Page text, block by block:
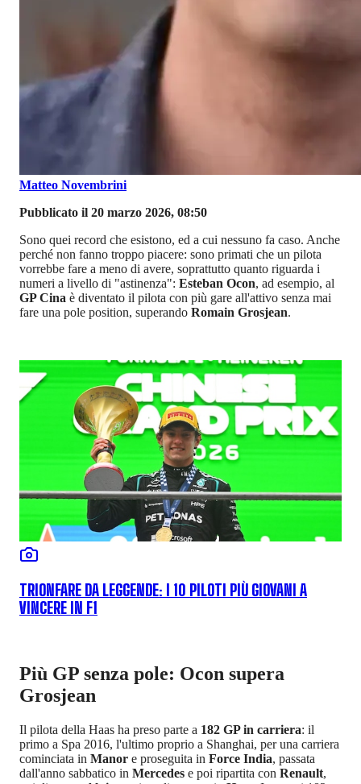
Matteo Novembrini
Pubblicato il 20 marzo 2026, 08:50
Sono quei record che esistono, ed a cui nessuno fa caso. Anche
perché non fanno troppo piacere: sono primati che un pilota
vorrebbe fare a meno di avere, soprattutto quanto riguarda i
numeri a livello di "astinenza": Esteban Ocon, ad esempio, al
GP Cina è diventato il pilota con più gare all'attivo senza mai
fare una pole position, superando Romain Grosjean.
TRIONFARE DA LEGGENDE: I 10 PILOTI PIÙ GIOVANI A
VINCERE IN F1
Più GP senza pole: Ocon supera
Grosjean
Il pilota della Haas ha preso parte a 182 GP in carriera: il
primo a Spa 2016, l'ultimo proprio a Shanghai, per una carriera
cominciata in Manor e proseguita in Force India, passata
dall'anno sabbatico in Mercedes e poi ripartita con Renault,